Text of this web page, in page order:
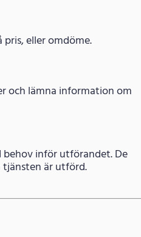
eller omdöme.
och lämna information om
inför utförandet. De
tjänsten är utförd.